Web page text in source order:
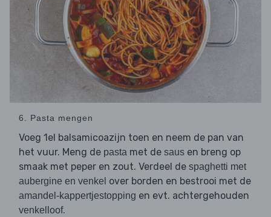
6. Pasta mengen
Voeg 1el balsamicoazijn toen en neem de pan van
het vuur. Meng de pasta met de saus en breng op
smaak met peper en zout. Verdeel de spaghetti met
aubergine en venkel over borden en bestrooi met de
amandel-kappertjestopping en evt. achtergehouden
venkelloof.